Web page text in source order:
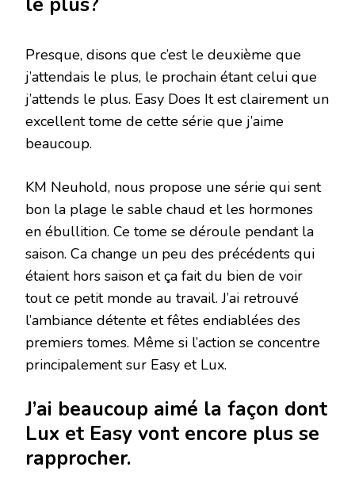
Presque, disons que c’est le deuxième que
j’attendais le plus, le prochain étant celui que
j’attends le plus. Easy Does It est clairement un
excellent tome de cette série que j’aime
beaucoup.
KM Neuhold, nous propose une série qui sent
bon la plage le sable chaud et les hormones
en ébullition. Ce tome se déroule pendant la
saison. Ca change un peu des précédents qui
étaient hors saison et ça fait du bien de voir
tout ce petit monde au travail. J’ai retrouvé
l’ambiance détente et fêtes endiablées des
premiers tomes. Même si l’action se concentre
principalement sur Easy et Lux.
J’ai beaucoup aimé la façon dont
Lux et Easy vont encore plus se
rapprocher.